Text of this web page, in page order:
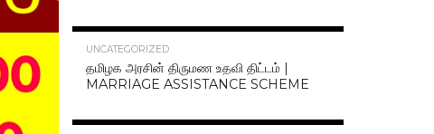
UNCATEGORIZED
தமிழக அரசின் திருமண உதவி திட்டம் |
MARRIAGE ASSISTANCE SCHEME